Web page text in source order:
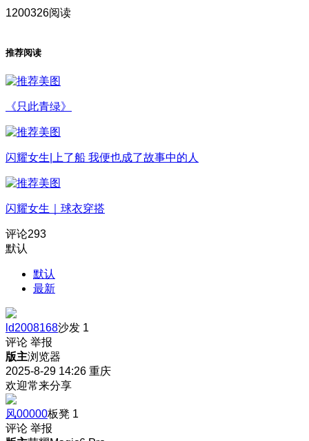
1200326阅读
推荐阅读
《只此青绿》
闪耀女生|上了船 我便也成了故事中的人
闪耀女生｜球衣穿搭
评论293
默认
默认
最新
ld2008168沙发 1
评论 举报
版主浏览器
2025-8-29 14:26 重庆
欢迎常来分享
风00000板凳 1
评论 举报